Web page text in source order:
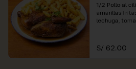
1/2 Pollo al
amarillas
lechuga,
*Nuestros
soles e
S/ 62.00